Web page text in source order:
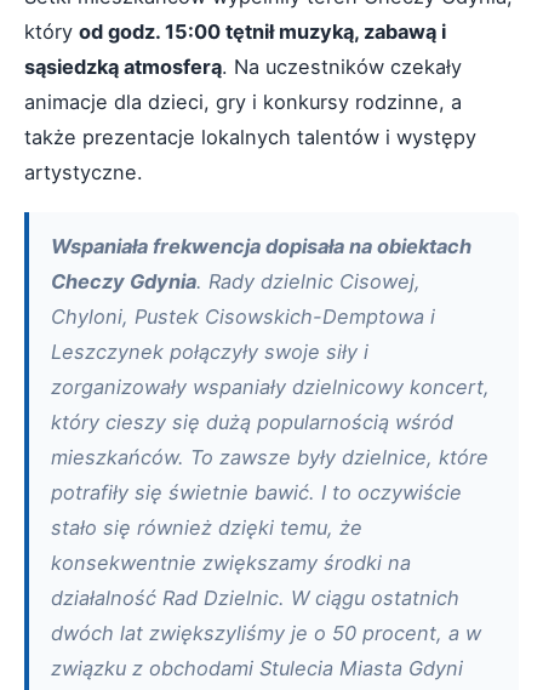
który od godz. 15:00 tętnił muzyką, zabawą i
sąsiedzką atmosferą. Na uczestników czekały
animacje dla dzieci, gry i konkursy rodzinne, a
także prezentacje lokalnych talentów i występy
artystyczne.
Wspaniała frekwencja dopisała na obiektach
Checzy Gdynia. Rady dzielnic Cisowej,
Chyloni, Pustek Cisowskich-Demptowa i
Leszczynek połączyły swoje siły i
zorganizowały wspaniały dzielnicowy koncert,
który cieszy się dużą popularnością wśród
mieszkańców. To zawsze były dzielnice, które
potrafiły się świetnie bawić. I to oczywiście
stało się również dzięki temu, że
konsekwentnie zwiększamy środki na
działalność Rad Dzielnic. W ciągu ostatnich
dwóch lat zwiększyliśmy je o 50 procent, a w
związku z obchodami Stulecia Miasta Gdyni